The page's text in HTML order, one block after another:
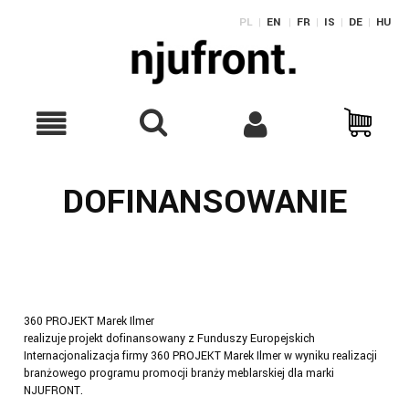
PL | EN | FR | IS | DE | HU
DOFINANSOWANIE
360 PROJEKT Marek Ilmer
realizuje projekt dofinansowany z Funduszy Europejskich
Internacjonalizacja firmy 360 PROJEKT Marek Ilmer w wyniku realizacji
branżowego programu promocji branży meblarskiej dla marki
NJUFRONT.